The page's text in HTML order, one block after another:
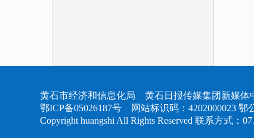
黄石市经济和信息化局 黄石日报传媒集团新媒体
鄂ICP备05026187号 网站标识码：4202000023 鄂
Copyright huangshi All Rights Reserved 联系方式：